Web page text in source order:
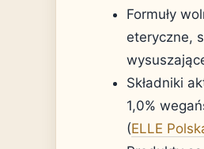
Formuły
eteryczne,
Składniki
1,0%
(ELLE